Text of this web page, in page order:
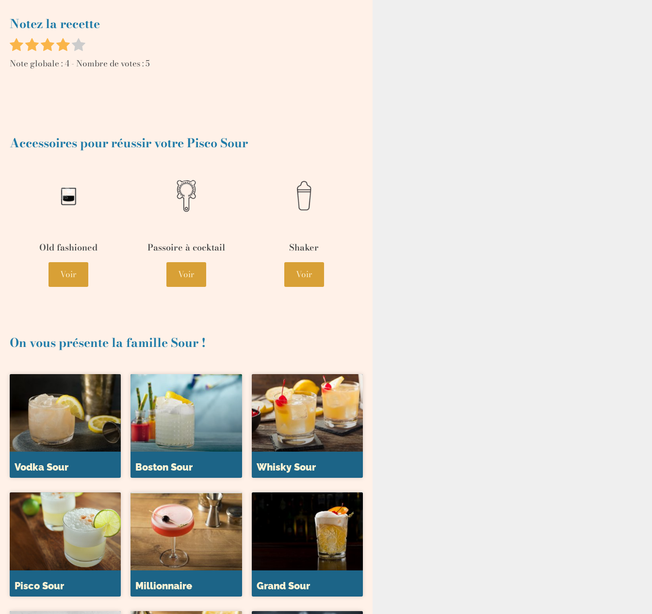
Notez la recette
Note globale :4- Nombre de votes :5
Accessoires pour réussir votre Pisco Sour
Old fashioned
Voir
Passoire à cocktail
Voir
Shaker
Voir
On vous présente la famille Sour !
Vodka Sour Boston Sour Whisky Sour
Pisco Sour Millionnaire Grand Sour